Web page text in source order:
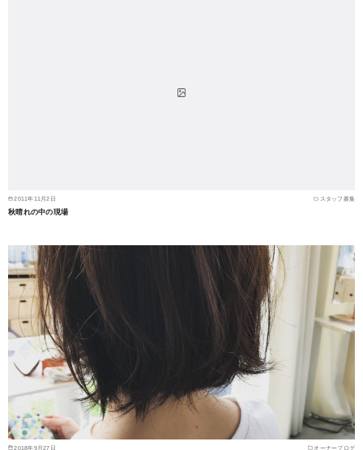
2011年11月2日 スタッフ募集
秋晴れの中の現場
2018年9月27日 オーナーブログ